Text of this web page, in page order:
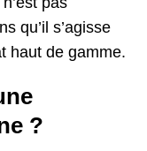
qu’il s’agisse
haut de gamme.
?